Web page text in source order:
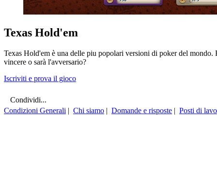
Texas Hold'em
Texas Hold'em è una delle piu popolari versioni di poker del
vincere o sarà l'avversario?
Iscriviti e prova il gioco
Condividi...
Condizioni Generali | Chi siamo | Domande e risposte | Posti di